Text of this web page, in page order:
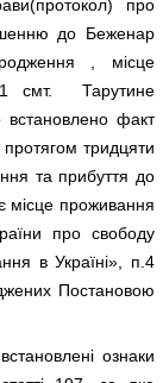
про
до Беженар
, місце
смт. Тарутине
встановлено факт
тридцяти
та прибуття до
місце проживання
про свободу
в Україні», п.4
Постановою
ознаки